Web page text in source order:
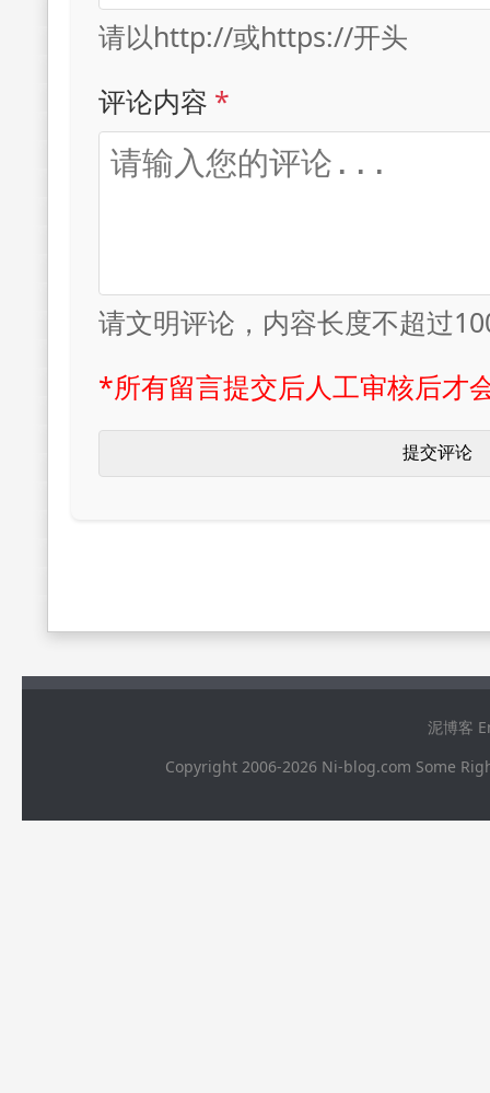
请以http://或https://开头
评论内容 *
请文明评论，内容长度不超过
*所有留言提交后人工审核后才
泥博客
Copyright 2006-2026 Ni-blog.com Some